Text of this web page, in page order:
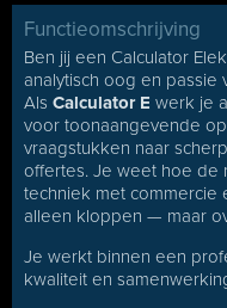
Functieomschrijving
Ben jij een Calculator
analytisch oog en passie
Als Calculator E werk je
voor toonaangevende
vraagstukken naar
offertes. Je weet hoe de
techniek met commercie
alleen kloppen — maar
Je werkt binnen een
kwaliteit en